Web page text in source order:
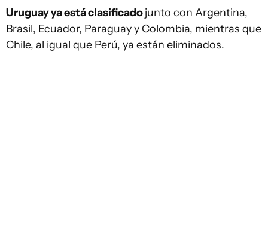
Uruguay ya está clasificadojunto con Argentina,
Brasil, Ecuador, Paraguay y Colombia, mientras que
Chile, al igual que Perú, ya están eliminados.